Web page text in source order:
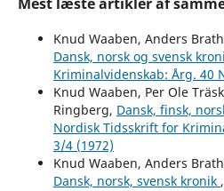
Knud Waaben, Anders
Dansk, norsk og svensk
Kriminalvidenskab: Årg. 40
Knud Waaben, Per Ole
Ringberg, Dansk, finsk,
Nordisk Tidsskrift for
3/4 (1972)
Knud Waaben, Anders
Dansk, norsk, svensk kronik ,